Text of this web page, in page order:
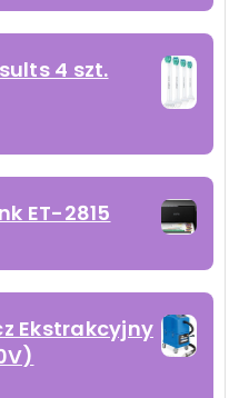
4 szt.
ET-2815
Ekstrakcyjny